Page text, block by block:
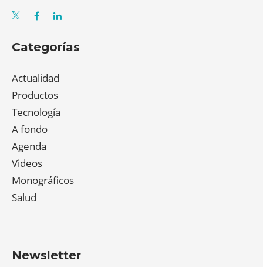
Categorías
Actualidad
Productos
Tecnología
A fondo
Agenda
Videos
Monográficos
Salud
Newsletter